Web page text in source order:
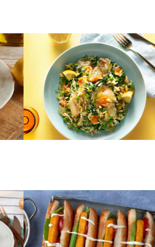
Φιλέτο ψαριού με σπανάκι
και κριθαράκι
ΨΑΡΙΑ
Fish sticks
ΑΛΜΥΡΑ